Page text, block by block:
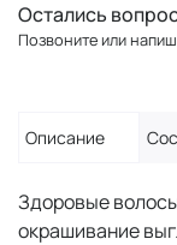
Остались
Позвоните или
Описание
Здоровые
окрашивание